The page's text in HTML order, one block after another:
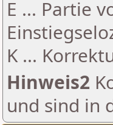
E ... Partie
K ...
Hinweis2
und sind in